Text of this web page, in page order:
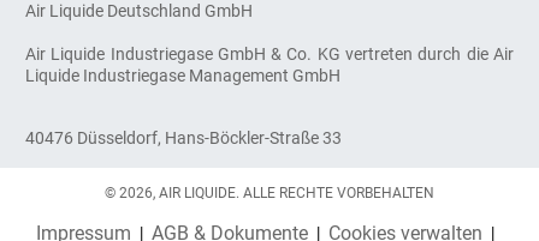
Air Liquide Deutschland GmbH
Air Liquide Industriegase GmbH & Co. KG vertreten durch die Air
Liquide Industriegase Management GmbH
40476 Düsseldorf, Hans-Böckler-Straße 33
© 2026, AIR LIQUIDE. ALLE RECHTE VORBEHALTEN
Impressum AGB & Dokumente Cookies verwalten